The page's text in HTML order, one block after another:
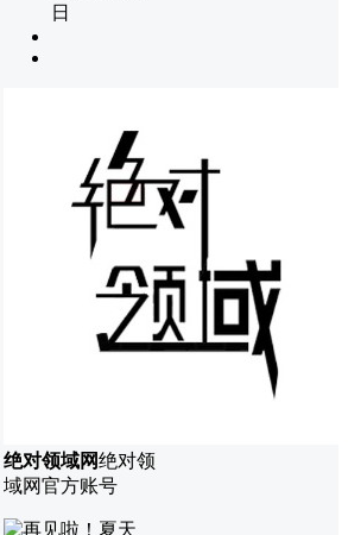
日
绝对领域网绝对领
域网官方账号